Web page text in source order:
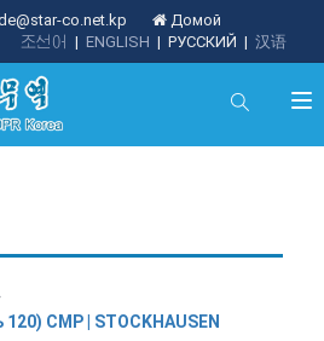
co.net.kp
Домой
| 汉语
| РУССКИЙ
| ENGLISH
조선어
CMP | STOCKHAUSEN